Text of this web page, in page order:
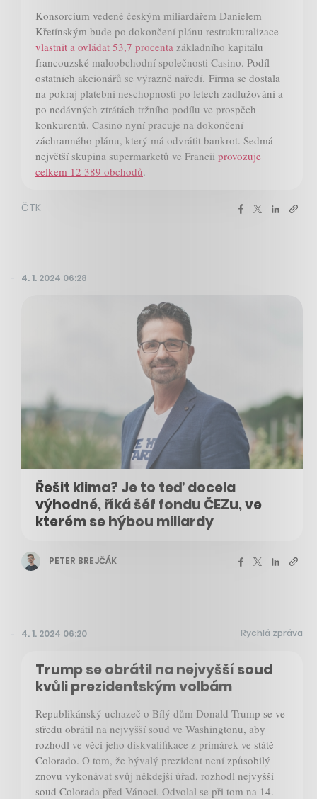
Konsorcium vedené českým miliardářem Danielem
Křetínským bude po dokončení plánu restrukturalizace
vlastnit a ovládat 53,7 procenta základního kapitálu
francouzské maloobchodní společnosti Casino. Podíl
ostatních akcionářů se výrazně naředí. Firma se dostala
na pokraj platební neschopnosti po letech zadlužování a
po nedávných ztrátách tržního podílu ve prospěch
konkurentů. Casino nyní pracuje na dokončení
záchranného plánu, který má odvrátit bankrot. Sedmá
největší skupina supermarketů ve Francii provozuje
celkem 12 389 obchodů.
ČTK
4. 1. 2024 06:28
Řešit klima? Je to teď docela
výhodné, říká šéf fondu ČEZu, ve
kterém se hýbou miliardy
PETER BREJČÁK
4. 1. 2024 06:20 Rychlá zpráva
Trump se obrátil na nejvyšší soud
kvůli prezidentským volbám
Republikánský uchazeč o Bílý dům Donald Trump se ve
středu obrátil na nejvyšší soud ve Washingtonu, aby
rozhodl ve věci jeho diskvalifikace z primárek ve státě
Colorado. O tom, že bývalý prezident není způsobilý
znovu vykonávat svůj někdejší úřad, rozhodl nejvyšší
soud Colorada před Vánoci. Odvolal se při tom na 14.